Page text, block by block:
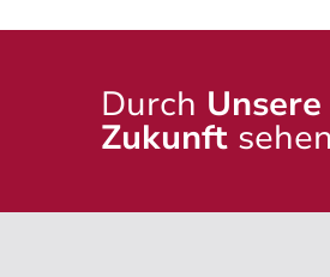
Durch Unsere
Zukunft